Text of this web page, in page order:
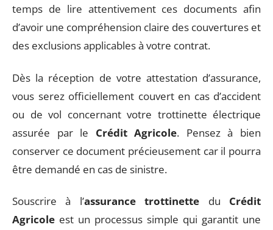
temps de lire attentivement ces documents afin
d’avoir une compréhension claire des couvertures et
des exclusions applicables à votre contrat.
Dès la réception de votre attestation d’assurance,
vous serez officiellement couvert en cas d’accident
ou de vol concernant votre trottinette électrique
assurée par le Crédit Agricole. Pensez à bien
conserver ce document précieusement car il pourra
être demandé en cas de sinistre.
Souscrire à l’assurance trottinette du Crédit
Agricole est un processus simple qui garantit une